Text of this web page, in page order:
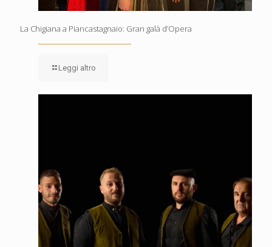
La Chigiana a Piancastagnaio: Gran galà d’Opera
Leggi altro